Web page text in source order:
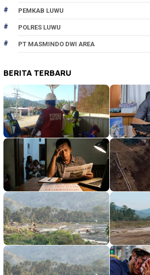
PEMKAB LUWU
POLRES LUWU
PT MASMINDO DWI AREA
BERITA TERBARU